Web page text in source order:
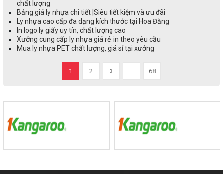
chất lượng
Bảng giá ly nhựa chi tiết |Siêu tiết kiệm và ưu đãi
Ly nhựa cao cấp đa dạng kích thước tại Hoa Đăng
In logo ly giấy uy tín, chất lượng cao
Xưởng cung cấp ly nhựa giá rẻ, in theo yêu cầu
Mua ly nhựa PET chất lượng, giá sỉ tại xưởng
1 2 3 68